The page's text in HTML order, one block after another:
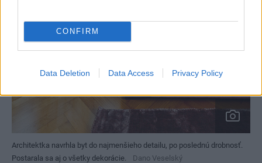
CONFIRM
Data Deletion Data Access Privacy Policy
Architektka navrhla byt do najmenšieho detailu, po poslednú drobnosť.
Postarala sa aj o všetky dekorácie.
Dano Veselský